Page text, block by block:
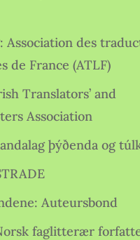
Association des
de France (ATLF)
Translators’ and
Association
þýðenda og
Auteursbond
faglitterær